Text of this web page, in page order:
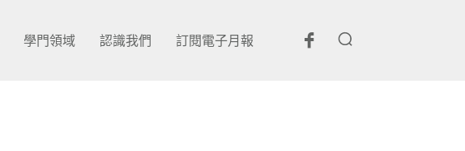
學門領域 認識我們 訂閱電子月報